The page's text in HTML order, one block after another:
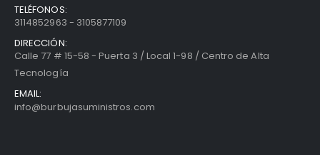
TELÉFONOS:
3114852963 - 3105877109
DIRECCIÓN:
Calle 77 # 15-58 - Puerta 3 / Local 1-98 / Centro de Alta
Tecnología
EMAIL:
info@burbujasuministros.com